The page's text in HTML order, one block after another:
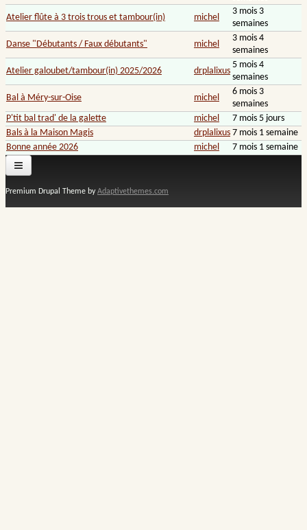
Atelier flûte à 3 trois trous et tambour(in)
michel
3 mois 3
semaines
Danse "Débutants / Faux débutants"
michel
3 mois 4
semaines
Atelier galoubet/tambour(in) 2025/2026
drplalixus
5 mois 4
semaines
Bal à Méry-sur-Oise
michel
6 mois 3
semaines
P'tit bal trad' de la galette
michel
7 mois 5 jours
Bals à la Maison Magis
drplalixus 7 mois 1 semaine
Bonne année 2026
michel 7 mois 1 semaine
Premium Drupal Theme byAdaptivethemes.com